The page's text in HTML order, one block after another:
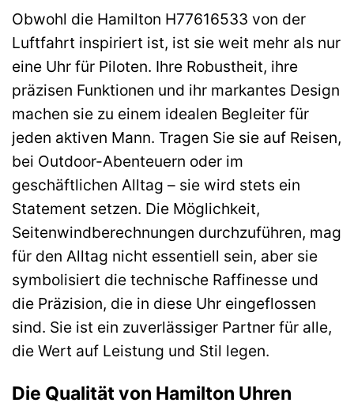
Obwohl die Hamilton H77616533 von der
Luftfahrt inspiriert ist, ist sie weit mehr als nur
eine Uhr für Piloten. Ihre Robustheit, ihre
präzisen Funktionen und ihr markantes Design
machen sie zu einem idealen Begleiter für
jeden aktiven Mann. Tragen Sie sie auf Reisen,
bei Outdoor-Abenteuern oder im
geschäftlichen Alltag – sie wird stets ein
Statement setzen. Die Möglichkeit,
Seitenwindberechnungen durchzuführen, mag
für den Alltag nicht essentiell sein, aber sie
symbolisiert die technische Raffinesse und
die Präzision, die in diese Uhr eingeflossen
sind. Sie ist ein zuverlässiger Partner für alle,
die Wert auf Leistung und Stil legen.
Die Qualität von Hamilton Uhren